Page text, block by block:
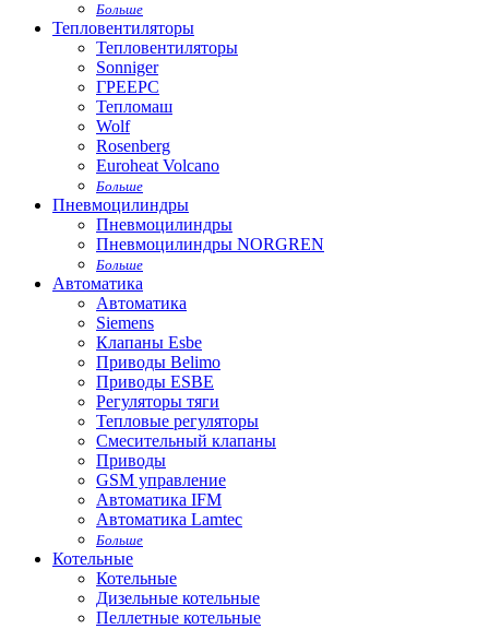
Больше
Тепловентиляторы
Тепловентиляторы
Sonniger
ГРЕЕРС
Тепломаш
Wolf
Rosenberg
Euroheat Volcano
Больше
Пневмоцилиндры
Пневмоцилиндры
Пневмоцилиндры NORGREN
Больше
Автоматика
Автоматика
Siemens
Клапаны Esbe
Приводы Belimo
Приводы ESBE
Регуляторы тяги
Тепловые регуляторы
Cмесительный клапаны
Приводы
GSM управление
Автоматика IFM
Автоматика Lamtec
Больше
Котельные
Котельные
Дизельные котельные
Пеллетные котельные